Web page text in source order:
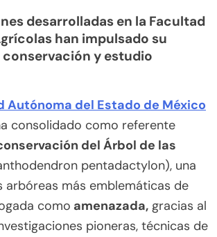
desarrolladas en la Facultad
han impulsado su
y estudio
Autónoma del Estado de México
consolidado como referente
del Árbol de las
pentadactylon), una
arbóreas más emblemáticas de
como amenazada, gracias al
pioneras, técnicas de